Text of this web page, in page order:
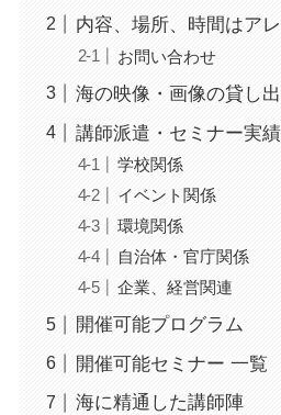
内容、場所、時間はア
お問い合わせ
海の映像・画像の貸し
講師派遣・セミナー実績
学校関係
イベント関係
環境関係
自治体・官庁関係
企業、経営関連
開催可能プログラム
開催可能セミナー 一覧
海に精通した講師陣